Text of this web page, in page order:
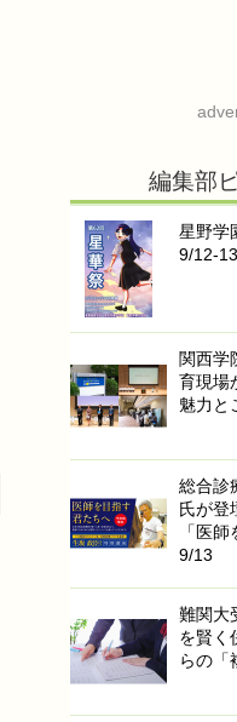
編集部
星野学
9/12-
関西学
育現場
魅力と
総合診
氏が登
「医
9/13
難関大
を賢く
らの「